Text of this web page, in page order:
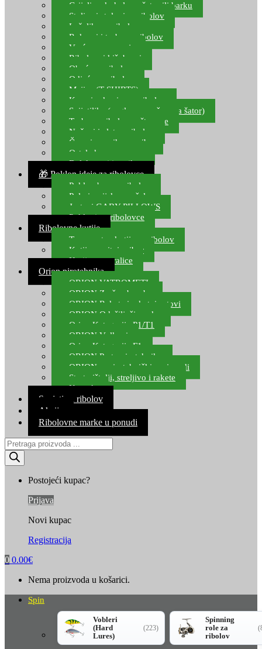
Grijalice, kuhala za šator ili barku
Stolice i stolovi za ribolov
Ležaljke za ribolov
Ruksaci i torbe za ribolov
Vreće za spavanje
Ribolovni kišobrani
Obuća za ribolov
Odjeća za ribolov
Majice (T-SHIRTS)
Kape i rukavice za ribolov
Svijetiljke (naglavne, ručne, za šator)
Torbe za ribolovne štapove
Noževi i alat za ribolov
Čamci za prihranu ribe
Ostala kamp oprema
Dalekozori i optika
🎁 Poklon ideje za ribolovce
Poklon bon za ribolov
Polarizacijske naočale
Jastuci GABY PILLOWS
Pokloni za ribolovce
Ribolovne kutije
Transportne kutije za ribolov
Kutije za sitni pribor
Kutije za varalice
Orion pirotehnika
ORION VATROMETI
ORION Zračne bombe
ORION Rakete i raketni setovi
ORION Odašiljači zvuka
Orion Kategorija P1/T1
ORION Vulkani
Orion Kategorija F1
ORION Party pirotehnika
ORION nepirotehnički proizvodi
Start pištolji, streljivo i rakete
Kontakt
Savjeti za ribolov
Akcija
Ribolovne marke u ponudi
Products
search
Postojeći kupac?
Prijava
Novi kupac
Registracija
0 0.00€
Nema proizvoda u košarici.
Spin
Vobleri
(Hard
Lures)
(223)
Spinning
role za
ribolov